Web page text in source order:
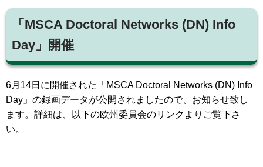
「MSCA Doctoral Networks (DN) Info
Day」開催
6月14日 に開催された「 MSCA Doctoral Networks (DN) Info
Day」 の録画データが公開されましたので、お知らせ致し
ます。 詳細は、以下の欧州委員会のリンクよりご覧下さ
い。